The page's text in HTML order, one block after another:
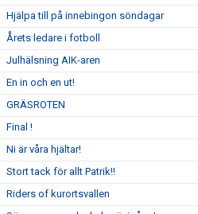
Hjälpa till på innebingon söndagar
Årets ledare i fotboll
Julhälsning AIK-aren
En in och en ut!
GRÄSROTEN
Final !
Ni är våra hjältar!
Stort tack för allt Patrik!!
Riders of kurortsvallen